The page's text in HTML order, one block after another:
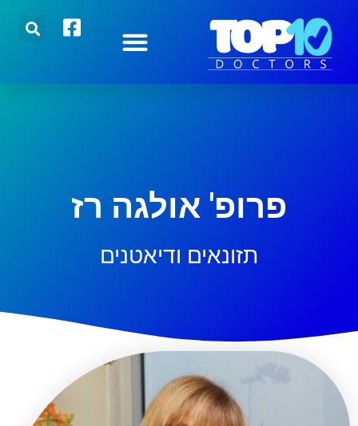
פרופ' אולגה רז
תזונאים ודיאטנים